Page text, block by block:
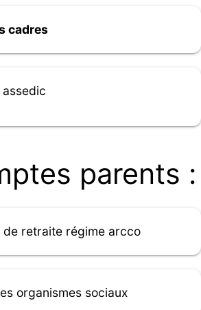
cadres
parents :
de retraite régime arcco
organismes sociaux